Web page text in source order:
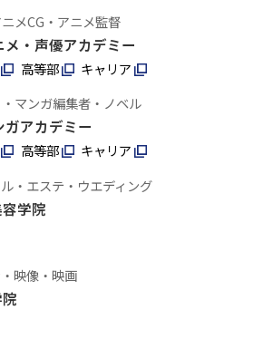
メCG・アニメ監督
メ・声優アカデミー
高等部
キャリア
マンガ編集者・ノベル
ガアカデミー
高等部
キャリア
・エステ・ウエディング
学院
映像・映画